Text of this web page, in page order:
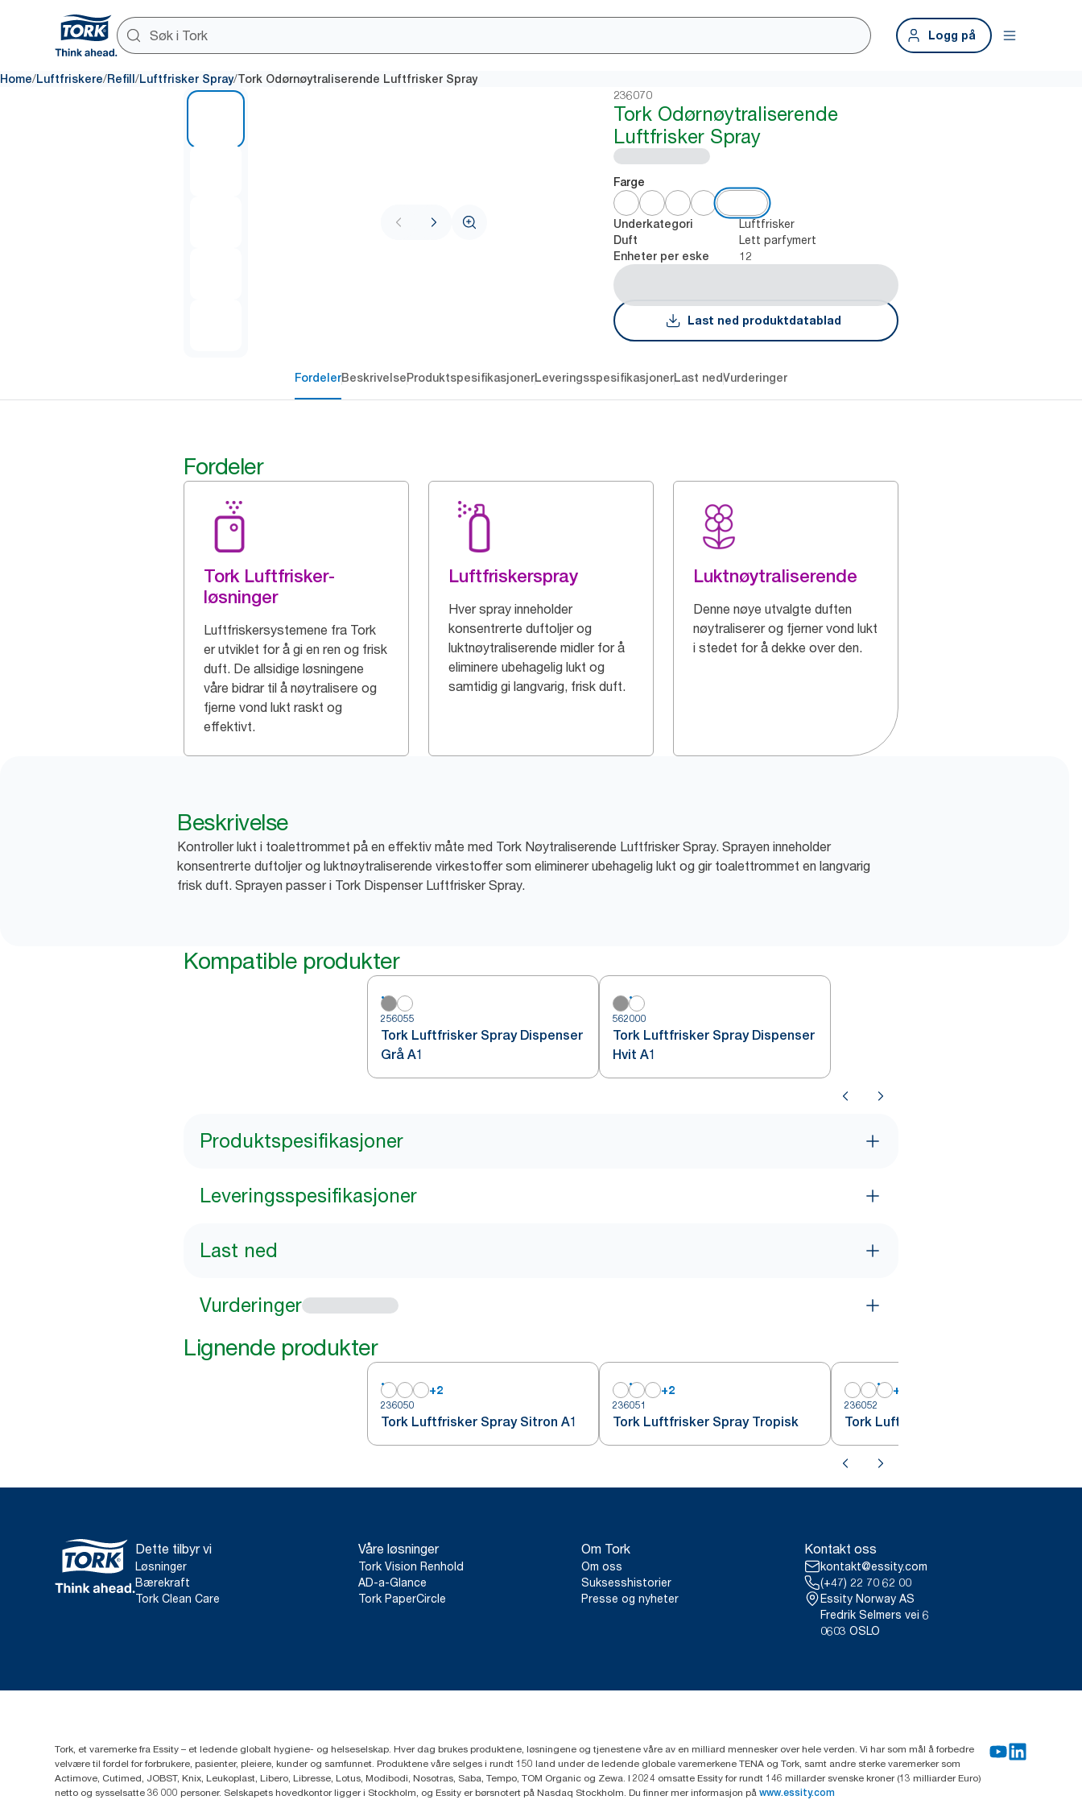
Logg på
Home/Luftfriskere/Refill /Luftfrisker Spray/Tork Odørnøytraliserende Luftfrisker Spray
236070
Tork Odørnøytraliserende
Luftfrisker Spray
Farge
Underkategori Luftfrisker
Duft Lett parfymert
Enheter per eske 12
Last ned produktdatablad
FordelerBeskrivelseProduktspesifikasjonerLeveringsspesifikasjonerLast nedVurderinger
Fordeler
Tork Luftfrisker-
løsninger
Luftfriskersystemene fra Tork
er utviklet for å gi en ren og frisk
duft. De allsidige løsningene
våre bidrar til å nøytralisere og
fjerne vond lukt raskt og
effektivt.
Luftfriskerspray
Hver spray inneholder
konsentrerte duftoljer og
luktnøytraliserende midler for å
eliminere ubehagelig lukt og
samtidig gi langvarig, frisk duft.
Luktnøytraliserende
Denne nøye utvalgte duften
nøytraliserer og fjerner vond lukt
i stedet for å dekke over den.
Beskrivelse
Kontroller lukt i toalettrommet på en effektiv måte med Tork Nøytraliserende Luftfrisker Spray. Sprayen inneholder
konsentrerte duftoljer og luktnøytraliserende virkestoffer som eliminerer ubehagelig lukt og gir toalettrommet en langvarig
frisk duft. Sprayen passer i Tork Dispenser Luftfrisker Spray.
Kompatible produkter
256055
Tork Luftfrisker Spray Dispenser
Grå A1
562000
Tork Luftfrisker Spray Dispenser
Hvit A1
Produktspesifikasjoner
Leveringsspesifikasjoner
Last ned
Vurderinger
Lignende produkter
+2
236050
Tork Luftfrisker Spray Sitron A1
+2
236051
Tork Luftfrisker Spray Tropisk
+
236052
Tork Luftfrisker Spray Blomster
Dette tilbyr vi
Løsninger
Bærekraft
Tork Clean Care
Våre løsninger
Tork Vision Renhold
AD-a-Glance
Tork PaperCircle
Om Tork
Om oss
Suksesshistorier
Presse og nyheter
Kontakt oss
kontakt@essity.com
(+47) 22 70 62 00
Essity Norway AS
Fredrik Selmers vei 6
0603 OSLO
Tork, et varemerke fra Essity – et ledende globalt hygiene- og helseselskap. Hver dag brukes produktene, løsningene og tjenestene våre av en milliard mennesker over hele verden. Vi har som mål å forbedre
velvære til fordel for forbrukere, pasienter, pleiere, kunder og samfunnet. Produktene våre selges i rundt 150 land under de ledende globale varemerkene TENA og Tork, samt andre sterke varemerker som
Actimove, Cutimed, JOBST, Knix, Leukoplast, Libero, Libresse, Lotus, Modibodi, Nosotras, Saba, Tempo, TOM Organic og Zewa. I 2024 omsatte Essity for rundt 146 millarder svenske kroner (13 milliarder Euro)
netto og sysselsatte 36 000 personer. Selskapets hovedkontor ligger i Stockholm, og Essity er børsnotert på Nasdaq Stockholm. Du finner mer informasjon på www.essity.com